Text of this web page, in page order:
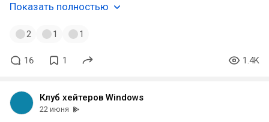
Показать полностью
2 1 1
16 1 1.4K
Клуб хейтеров Windows
22 июня